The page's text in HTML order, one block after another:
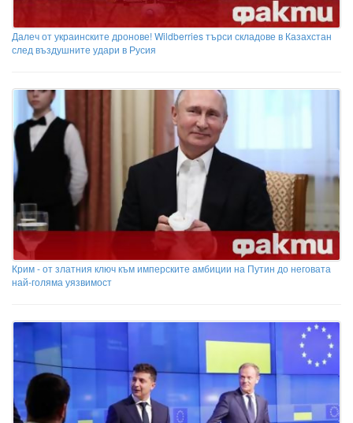
Далеч от украинските дронове! Wildberries търси складове в Казахстан
след въздушните удари в Русия
Крим - от златния ключ към имперските амбиции на Путин до неговата
най-голяма уязвимост